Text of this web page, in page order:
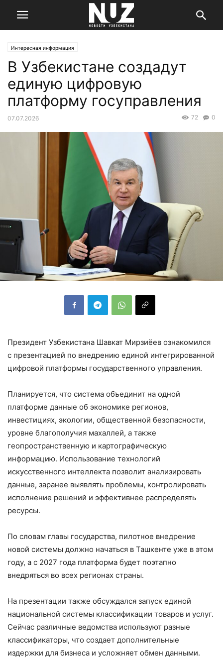
Интересная информация
В Узбекистане создадут
единую цифровую
платформу госуправления
07.07.2026 0
72
Президент Узбекистана Шавкат Мирзиёев ознакомился
с презентацией по внедрению единой интегрированной
цифровой платформы государственного управления.
Планируется, что система объединит на одной
платформе данные об экономике регионов,
инвестициях, экологии, общественной безопасности,
уровне благополучия махаллей, а также
геопространственную и картографическую
информацию. Использование технологий
искусственного интеллекта позволит анализировать
данные, заранее выявлять проблемы, контролировать
исполнение решений и эффективнее распределять
ресурсы.
По словам главы государства, пилотное внедрение
новой системы должно начаться в Ташкенте уже в этом
году, а с 2027 года платформа будет поэтапно
внедряться во всех регионах страны.
На презентации также обсуждался запуск единой
национальной системы классификации товаров и услуг.
Сейчас различные ведомства используют разные
классификаторы, что создает дополнительные
издержки для бизнеса и усложняет обмен данными.